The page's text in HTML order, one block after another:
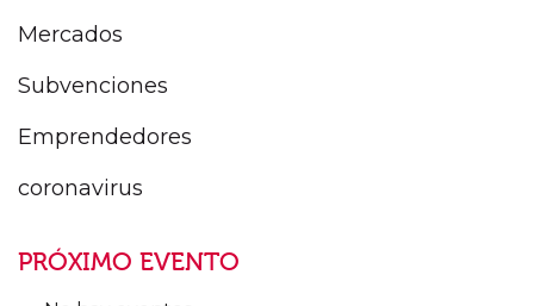
Mercados
Subvenciones
Emprendedores
coronavirus
PRÓXIMO EVENTO